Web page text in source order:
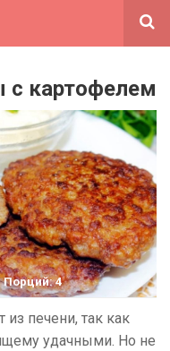
с картофелем
Порций: 4
из печени, так как
удачными. Но не